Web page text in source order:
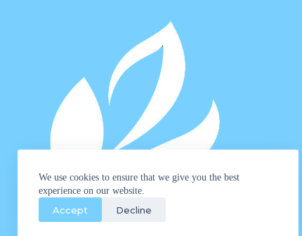
We use cookies to ensure that we give you the best
experience on our website.
Accept Decline